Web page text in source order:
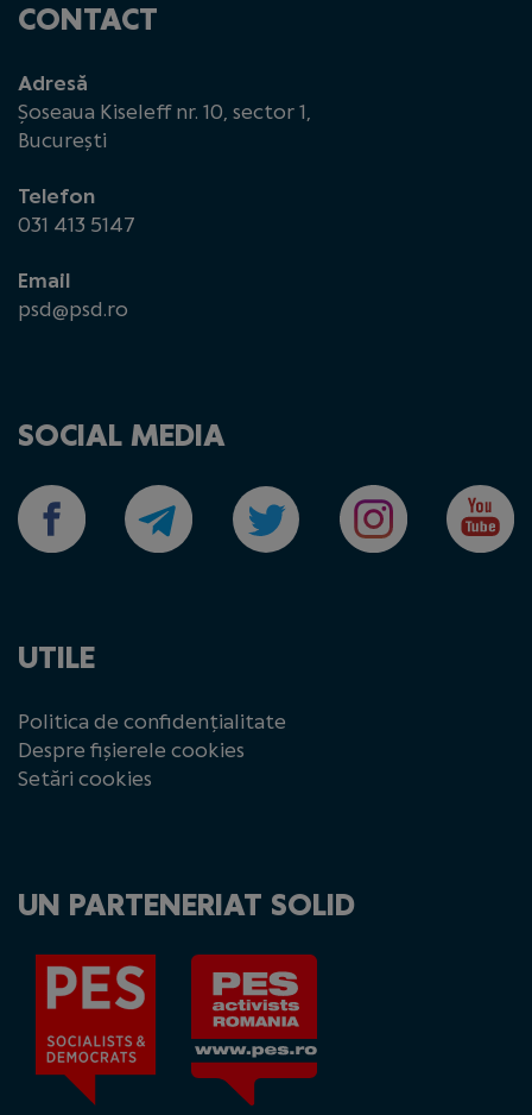
CONTACT
Adresă
Șoseaua Kiseleff nr. 10, sector 1,
București
Telefon
031 413 5147
Email
psd@psd.ro
SOCIAL MEDIA
UTILE
Politica de confidențialitate
Despre fișierele cookies
Setări cookies
UN PARTENERIAT SOLID